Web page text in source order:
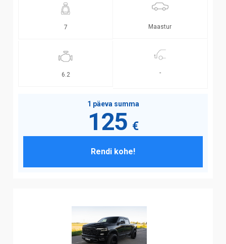
7 Maastur
6.2 -
1 päeva summa
125 €
Rendi kohe!